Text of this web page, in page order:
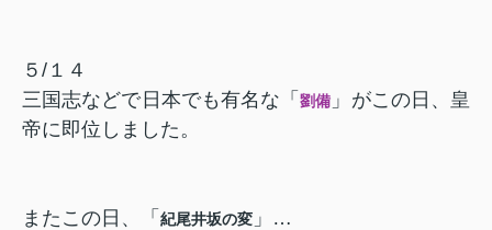
５/１４
三国志などで日本でも有名な「劉備 」がこの日、皇
帝に即位しました。
またこの日、「 紀尾井坂の変 」…